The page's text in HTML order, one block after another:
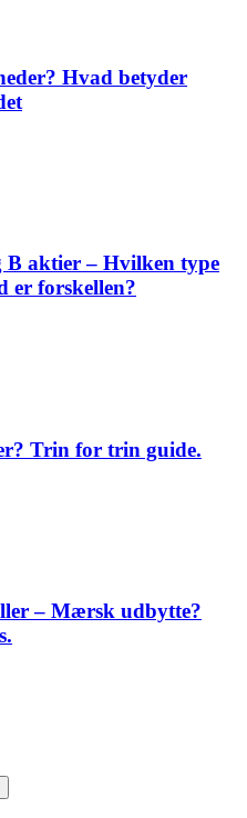
Hvad betyder
B aktier – Hvilken type
er forskellen?
Trin for trin guide.
– Mærsk udbytte?